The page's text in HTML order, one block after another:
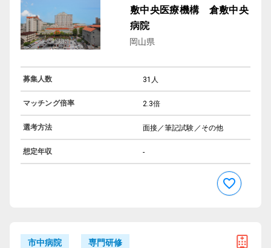
敷中央医療機構 倉敷中央
病院
岡山県
募集人数 31人
マッチング倍率 2.3倍
選考方法 面接／筆記試験／その他
想定年収 -
市中病院 専門研修